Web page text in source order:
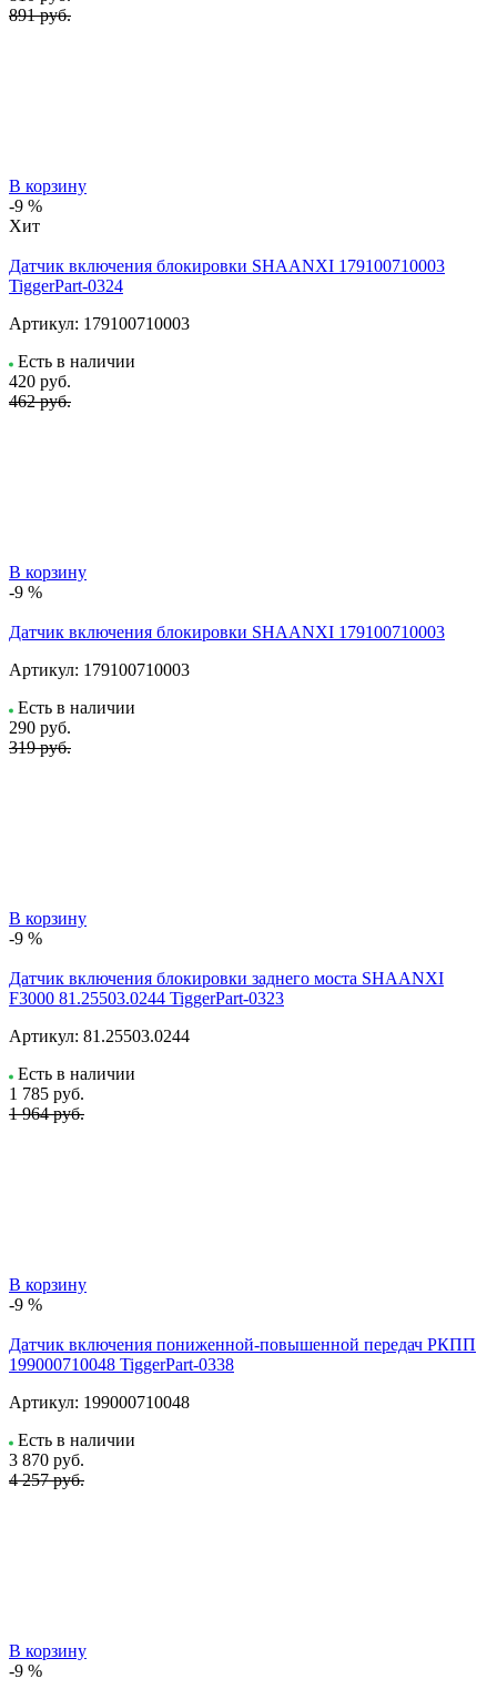
891 руб.
В корзину
-9 %
Хит
Датчик включения блокировки SHAANXI 179100710003
TiggerPart-0324
Артикул: 179100710003
Есть в наличии
420 руб.
462 руб.
В корзину
-9 %
Датчик включения блокировки SHAANXI 179100710003
Артикул: 179100710003
Есть в наличии
290 руб.
319 руб.
В корзину
-9 %
Датчик включения блокировки заднего моста SHAANXI
F3000 81.25503.0244 TiggerPart-0323
Артикул: 81.25503.0244
Есть в наличии
1 785 руб.
1 964 руб.
В корзину
-9 %
Датчик включения пониженной-повышенной передач РКПП
199000710048 TiggerPart-0338
Артикул: 199000710048
Есть в наличии
3 870 руб.
4 257 руб.
В корзину
-9 %